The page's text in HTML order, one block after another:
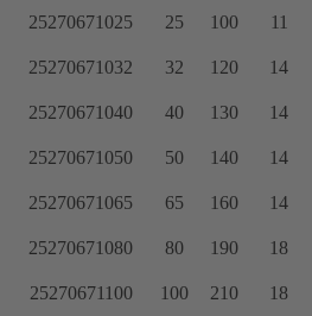
25270671025 25 100 11
25270671032 32 120 14
25270671040 40 130 14
25270671050 50 140 14
25270671065 65 160 14
25270671080 80 190 18
25270671100 100 210 18